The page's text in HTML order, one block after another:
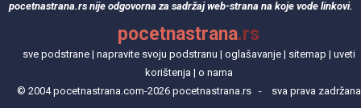
nazad na
pocetnastrana.rs nije odgovorna za sadržaj web-strana na koje vode linkovi.
pocetnastrana.rs
sve podstrane| napravite svoju podstranu | oglašavanje| sitemap | uveti
korištenja | o nama
© 2004 pocetnastrana.com-2026 pocetnastrana.rs - sva prava